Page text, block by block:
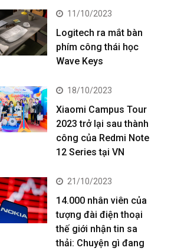
11/10/2023
Logitech ra mắt bàn
phím công thái học
Wave Keys
18/10/2023
Xiaomi Campus Tour
2023 trở lại sau thành
công của Redmi Note
12 Series tại VN
21/10/2023
14.000 nhân viên của
tượng đài điện thoại
thế giới nhận tin sa
thải: Chuyện gì đang